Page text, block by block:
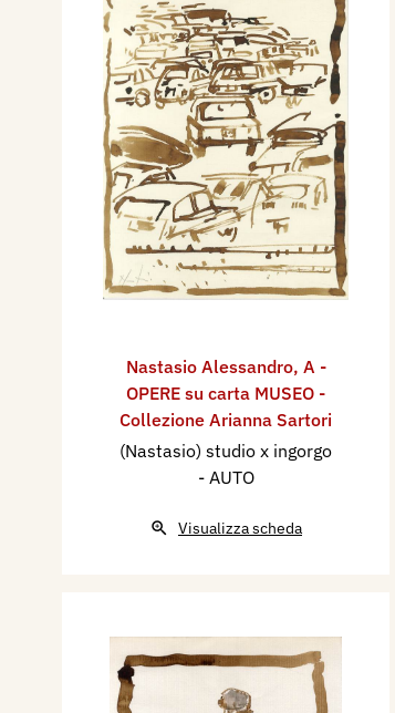
Nastasio Alessandro, A -
OPERE su carta MUSEO -
Collezione Arianna Sartori
(Nastasio) studio x ingorgo
- AUTO
Visualizza scheda